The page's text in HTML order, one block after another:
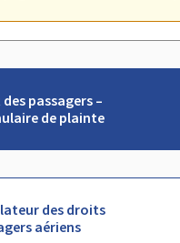
passagers –
de plainte
des droits
aériens